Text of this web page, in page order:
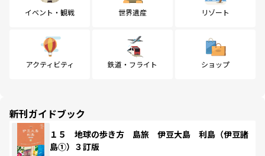
イベント・観戦 世界遺産 リゾート
アクティビティ 鉄道・フライト ショップ
新刊ガイドブック
１５ 地球の歩き方 島旅 伊豆大島 利島（伊豆諸
島①）３訂版